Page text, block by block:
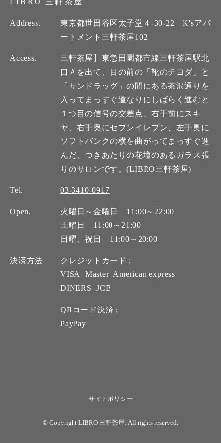
LIBRO 三軒茶屋
Address.
東京都世田谷区太子堂４-30-22 K'sアパ
ートメント三軒茶屋102
Access.
三軒茶屋】東急田園都市線三軒茶屋駅北
口Ａを出て、目の前の「靴のチヨダ」と
「サンドラッグ」の間にある茶沢通りを
入ってまっすぐ道なりにしばらく進むと
１つ目の信号の交差点、右手前にスキ
ヤ、右手奥にセブンイレブン、左手奥に
ソフトバンクの横を曲がってまっすぐ進
んだ、つきあたりの花壇のあるガラス張
りのサロンです。(LIBRO三軒茶屋)
Tel. 03-3410-0917
Open.
火曜日～金曜日 11:00～22:00
土曜日 11:00～21:00
日曜、祝日 11:00～20:00
決済方法
クレジットカード ;
VISA
Master American express
DINERS
JCB
QRコード決済 ;
PayPay
サイトポリシー
© Copyright LIBRO 三軒茶屋. All rights reserved.